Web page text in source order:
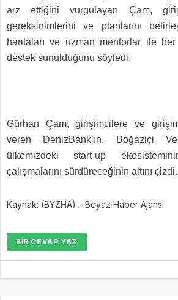
arz ettiğini vurgulayan Çam,
gereksinimlerini ve planlarını
haritaları ve uzman mentorlar ile
destek sunulduğunu söyledi.
Gürhan Çam, girişimcilere ve
veren DenizBank’ın, Boğaziçi
ülkemizdeki start-up
çalışmalarını sürdüreceğinin altını çizdi.
Kaynak: (BYZHA) – Beyaz Haber Ajansı
BIR CEVAP YAZ